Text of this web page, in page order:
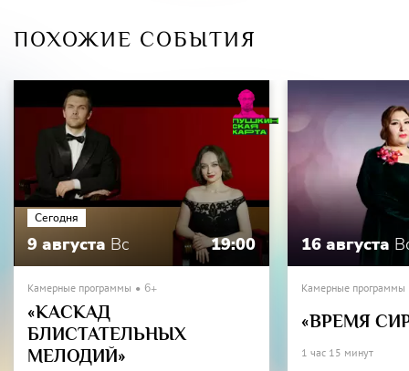
ПОХОЖИЕ СОБЫТИЯ
Сегодня
9 августа Вс 19:00
Камерные программы 6+
«КАСКАД
БЛИСТАТЕЛЬНЫХ
МЕЛОДИЙ»
16 августа
Камерные программы
«ВРЕМЯ
1 час 15 минут